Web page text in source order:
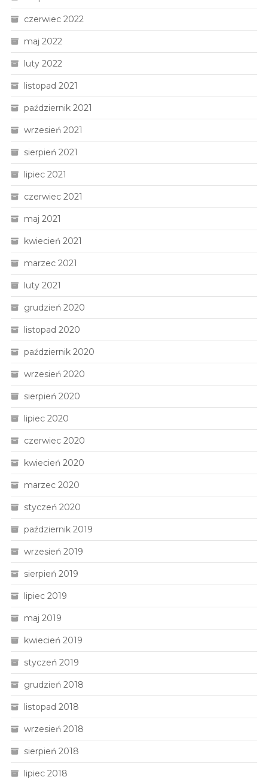
czerwiec 2022
maj 2022
luty 2022
listopad 2021
październik 2021
wrzesień 2021
sierpień 2021
lipiec 2021
czerwiec 2021
maj 2021
kwiecień 2021
marzec 2021
luty 2021
grudzień 2020
listopad 2020
październik 2020
wrzesień 2020
sierpień 2020
lipiec 2020
czerwiec 2020
kwiecień 2020
marzec 2020
styczeń 2020
październik 2019
wrzesień 2019
sierpień 2019
lipiec 2019
maj 2019
kwiecień 2019
styczeń 2019
grudzień 2018
listopad 2018
wrzesień 2018
sierpień 2018
lipiec 2018